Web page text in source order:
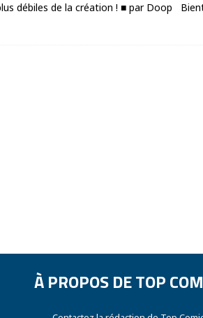
débiles de la création ! ■ par Doop
À PROPOS DE TOP